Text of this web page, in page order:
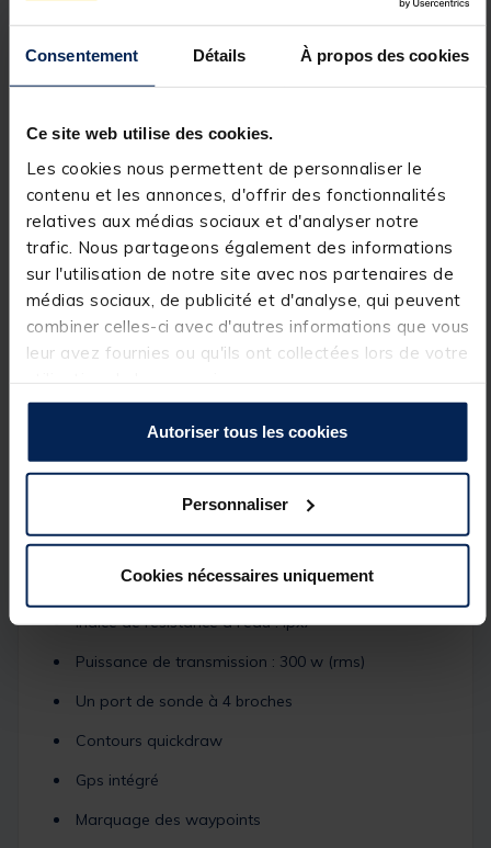
Consentement Détails À propos des cookies
Ce site web utilise des cookies.
Les cookies nous permettent de personnaliser le
contenu et les annonces, d'offrir des fonctionnalités
relatives aux médias sociaux et d'analyser notre
trafic. Nous partageons également des informations
sur l'utilisation de notre site avec nos partenaires de
médias sociaux, de publicité et d'analyse, qui peuvent
combiner celles-ci avec d'autres informations que vous
leur avez fournies ou qu'ils ont collectées lors de votre
Autoriser tous les cookies
Personnaliser
Cookies nécessaires uniquement
waypoints pour retrouver facilement le chemin du
retour.
GPS HAUTE SENSIBILITÉ : Planifiez et créez des
routes, puis affichez la vitesse de votre bateau sur
QUICKDRAW CONTOURS : Vous connaissez mieux
sondeur STRIKER Vivid 4cv, vous pouvez stocker
jusqu'à 8 000 km2 de cartes avec courbes
bathymétriques de 30 cm (1 pi).
Taille de l'écran : 4 pouces
TRADITIONNELLE
Type d'affichage : Qsvga
Poids : 0,3 kg (0,7 lb)
indice de résistance à l'eau : Ipx7
Puissance de transmission : 300 w (rms)
Un port de sonde à 4 broches
Contours quickdraw
Gps intégré
Marquage des waypoints